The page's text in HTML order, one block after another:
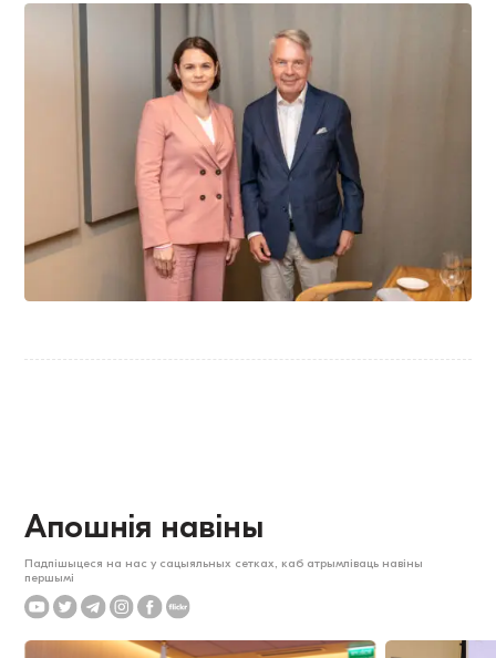
Апошнія навіны
Падпішыцеся на нас у сацыяльных сетках, каб атрымліваць навіны
першымі